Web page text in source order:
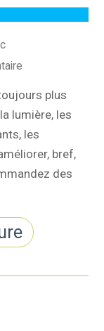
plus
lumière, les
les
bref,
des